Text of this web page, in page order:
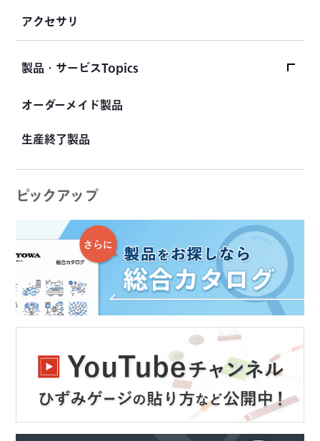
土木用計測システム
試験装置・システム
アクセサリ
製品・サービスTopics
製品・サービスTopicsトップ
製品Topics
この製品、KYOWAでご紹介します
オーダーメイド製品
生産終了製品
ピックアップ